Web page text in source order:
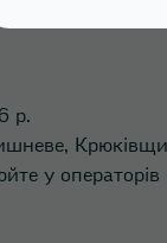
міні рол за
р.
у